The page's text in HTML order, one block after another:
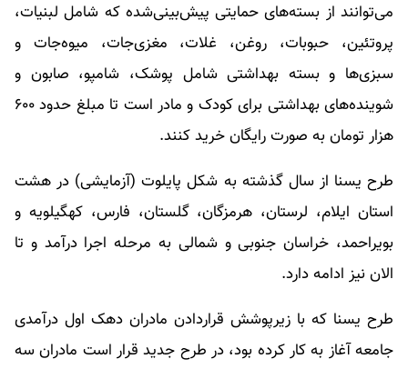
می‌توانند از بسته‌های حمایتی پیش‌بینی‌شده که شامل لبنیات،
پروتئین، حبوبات، روغن، غلات، مغزی‌جات، میوه‌جات و
سبزی‌ها و بسته بهداشتی شامل پوشک، شامپو، صابون و
شوینده‌های بهداشتی برای کودک و مادر است تا مبلغ حدود ۶۰۰
هزار تومان به صورت رایگان خرید کنند.
طرح یسنا از سال گذشته به شکل پایلوت (آزمایشی) در هشت
استان ایلام، لرستان، هرمزگان، گلستان، فارس، کهگیلویه و
بویراحمد، خراسان جنوبی و شمالی به مرحله اجرا درآمد و تا
الان نیز ادامه دارد.
طرح یسنا که با زیرپوشش قراردادن مادران دهک اول درآمدی
جامعه آغاز به کار کرده بود، در طرح جدید قرار است مادران سه